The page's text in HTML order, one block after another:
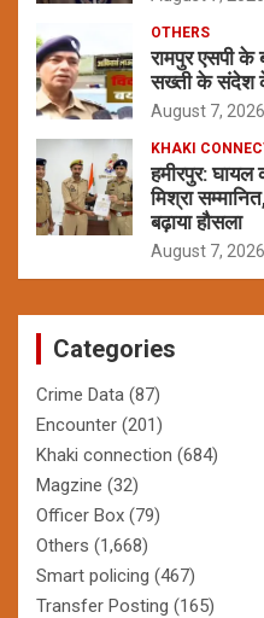
OTHERS
रामपुर एसपी
सख्ती के संदेश
August 7, 2026
KHAKI
हमीरपुर: घायल
मिश्रा
बढ़ाया हौसला
August 7, 2026
Categories
Crime Data (87)
Encounter (201)
Khaki connection (684)
Magzine (32)
Officer Box (79)
Others (1,668)
Smart policing (467)
Transfer Posting (165)